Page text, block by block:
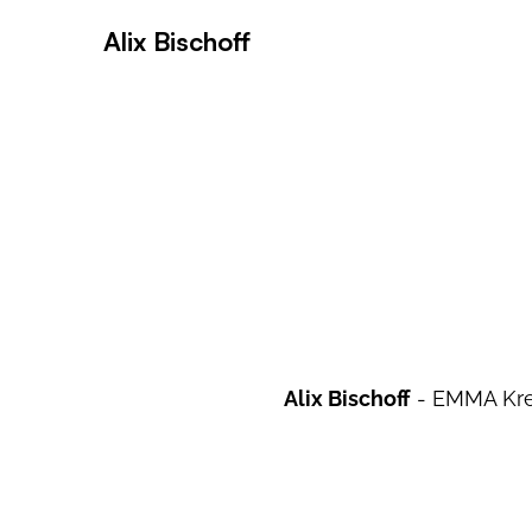
Alix Bischoff
Alix Bischoff - EMMA